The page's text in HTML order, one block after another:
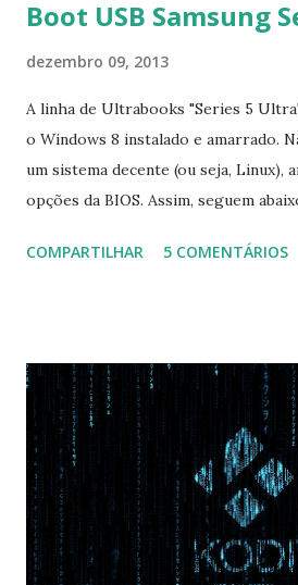
Boot USB Samsung
dezembro 09, 2013
A linha de Ultrabooks "Series 5
o Windows 8 instalado e amarrado.
um sistema decente (ou seja, Linux),
opções da BIOS. Assim, seguem
Na inicialização aperte F2 para
com Win, deixe essa opção no Auto
Disabled USB S3 Wake-up ->
Disabled OS Mode Selection -> UEFI
opção garante boot com Win e
Order USB HDD: SATA CD: SATA
vai garantir que ele tente primeiro o
pelo CD e por último no HD. Apenas
COMPARTILHAR 5 COMENTÁRIOS